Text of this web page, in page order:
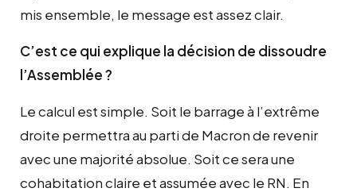
mis ensemble, le message est assez clair.
C’est ce qui explique la décision de dissoudre
l’Assemblée ?
Le calcul est simple. Soit le barrage à l’extrême
droite permettra au parti de Macron de revenir
avec une majorité absolue. Soit ce sera une
cohabitation claire et assumée avec le RN. En